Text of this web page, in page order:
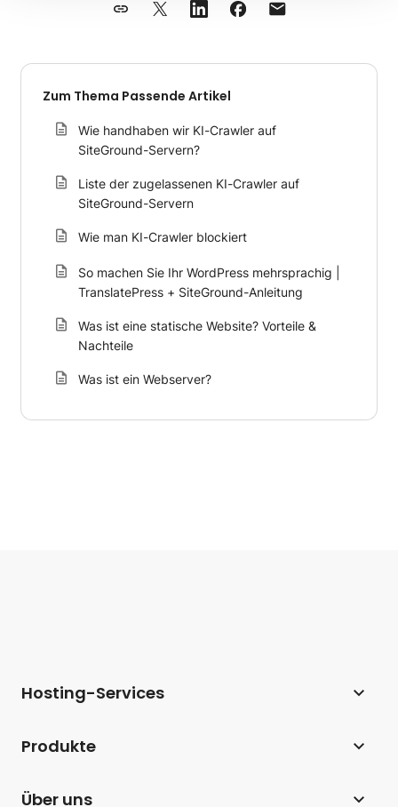
Zum Thema Passende Artikel
Wie handhaben wir KI-Crawler auf
SiteGround-Servern?
Liste der zugelassenen KI-Crawler auf
SiteGround-Servern
Wie man KI-Crawler blockiert
So machen Sie Ihr WordPress mehrsprachig |
TranslatePress + SiteGround-Anleitung
Was ist eine statische Website? Vorteile &
Nachteile
Was ist ein Webserver?
Hosting-Services
Produkte
Über uns